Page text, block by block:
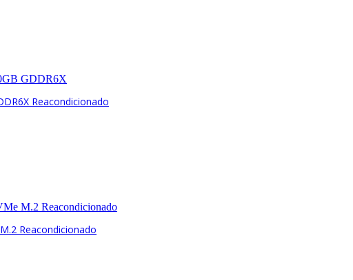
Reacondicionado
Reacondicionado